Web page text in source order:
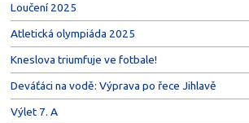
Loučení 2025
Atletická olympiáda 2025
Kneslova triumfuje ve fotbale!
Deváťáci na vodě: Výprava po řece Jihlavě
Výlet 7. A